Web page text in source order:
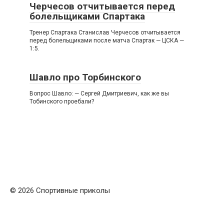
Черчесов отчитывается перед
болельщиками Спартака
Тренер Спартака Станислав Черчесов отчитывается
перед болельщиками после матча Спартак — ЦСКА —
1:5.
Шавло про Торбинского
Вопрос Шавло: — Сергей Дмитриевич, как же вы
Тобинского проебали?
© 2026 Спортивные приколы